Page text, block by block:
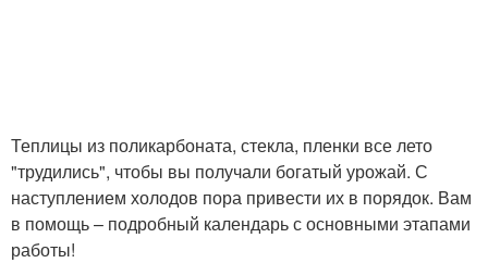
Теплицы из поликарбоната, стекла, пленки все лето
"трудились", чтобы вы получали богатый урожай. С
наступлением холодов пора привести их в порядок. Вам
в помощь – подробный календарь с основными этапами
работы!